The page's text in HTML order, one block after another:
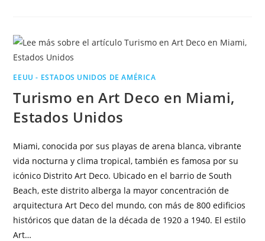
EEUU - ESTADOS UNIDOS DE AMÉRICA
Turismo en Art Deco en Miami,
Estados Unidos
Miami, conocida por sus playas de arena blanca, vibrante
vida nocturna y clima tropical, también es famosa por su
icónico Distrito Art Deco. Ubicado en el barrio de South
Beach, este distrito alberga la mayor concentración de
arquitectura Art Deco del mundo, con más de 800 edificios
históricos que datan de la década de 1920 a 1940. El estilo
Art…